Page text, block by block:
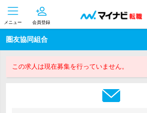
メニュー 会員登録
圏友協同組合
この求人は現在募集を行っていません。